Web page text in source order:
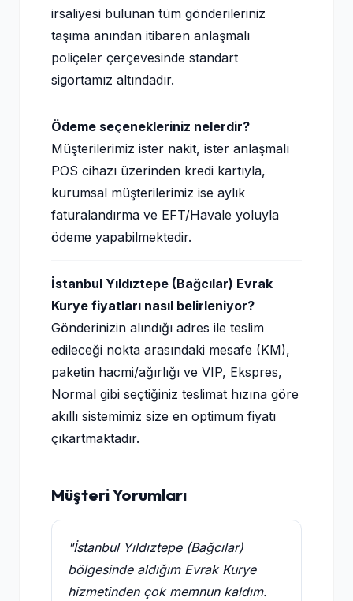
irsaliyesi bulunan tüm gönderileriniz
taşıma anından itibaren anlaşmalı
poliçeler çerçevesinde standart
sigortamız altındadır.
Ödeme seçenekleriniz nelerdir?
Müşterilerimiz ister nakit, ister anlaşmalı
POS cihazı üzerinden kredi kartıyla,
kurumsal müşterilerimiz ise aylık
faturalandırma ve EFT/Havale yoluyla
ödeme yapabilmektedir.
İstanbul Yıldıztepe (Bağcılar) Evrak
Kurye fiyatları nasıl belirleniyor?
Gönderinizin alındığı adres ile teslim
edileceği nokta arasındaki mesafe (KM),
paketin hacmi/ağırlığı ve VIP, Ekspres,
Normal gibi seçtiğiniz teslimat hızına göre
akıllı sistemimiz size en optimum fiyatı
çıkartmaktadır.
Müşteri Yorumları
"İstanbul Yıldıztepe (Bağcılar)
bölgesinde aldığım Evrak Kurye
hizmetinden çok memnun kaldım.